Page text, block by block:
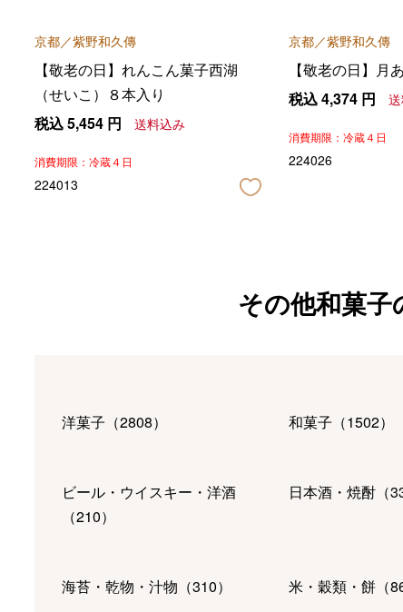
京都／紫野和久傳
【敬老の日】れんこん菓子西湖
（せいこ）８本入り
税込5,454 円 送料込み
消費期限：冷蔵４日
224013
京都／紫野和久傳
【敬老の日】月
税込4,374 円
消費期限：冷蔵４日
224026
その他和菓子
洋菓子 （2808） 和菓子 （1502）
ビール・ウイスキー・洋酒
（210）
日本酒・焼酎（
海苔・乾物・汁物 （310） 米・穀類・餅（